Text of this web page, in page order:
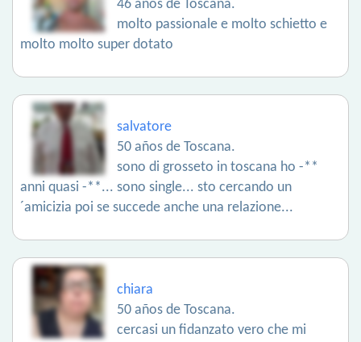
46 años de Toscana.
molto passionale e molto schietto e
molto molto super dotato
salvatore
50 años de Toscana.
sono di grosseto in toscana ho -**
anni quasi -**... sono single... sto cercando un
´amicizia poi se succede anche una relazione...
chiara
50 años de Toscana.
cercasi un fidanzato vero che mi